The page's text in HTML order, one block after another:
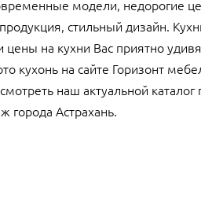
модели, недорогие
стильный дизайн.
цены на кухни Вас приятно
кухонь на сайте Горизонт
наш актуальной каталог
города Астрахань.